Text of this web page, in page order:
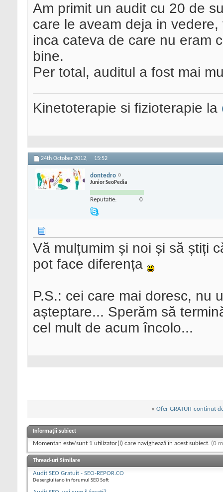
Am primit un audit cu 20 de
care le aveam deja in
inca cateva de care nu eram
bine.
Per total, auditul a fost mai
Kinetoterapie si fizioterapie la
24th October 2012, 15:52
dontedro
Junior SeoPedia
Reputatie: 0
Vă mulțumim și noi și să știți
pot face diferența
P.S.: cei care mai doresc, nu
așteptare... Sperăm să
cel mult de acum încolo...
« Ofer GRATUIT continut
Informații subiect
Momentan este/sunt 1 utilizator(i) care navighează în acest subiect. (0
Thread-uri Similare
Audit SEO Gratuit - SEO-REPOR.CO
De sergiuliano în forumul SEO Soft